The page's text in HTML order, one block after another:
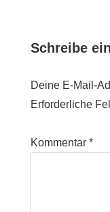
Schreibe
Deine E-Mail-
Erforderliche
Kommentar *